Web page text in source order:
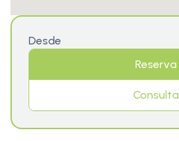
Desde
Reserva
Consulta